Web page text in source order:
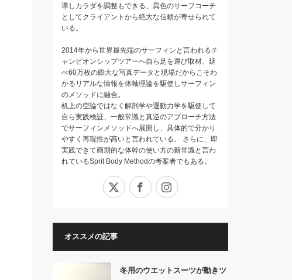
導しカラダを調整もできる、異色のサーフコーチ
としてクライアントから絶大な信頼が寄せられて
いる。
2014年から世界最先端のサーフィンと言われるチ
ャンピオンシップツアーへ自ら足を運び取材、延
べ60万枚の膨大な写真データと現場だからこそわ
かるリアルな情報を体軸理論を駆使しサーフィン
のメソッドに融合。
机上の空論ではなく解剖学や運動力学を駆使して
自ら実践検証、一般常識と真逆のアプローチ方法
でサーフィンメソッドへ展開し、具体的で分かり
やすく再現性が高いと言われている。 さらに、即
実践できて画期的な体幹の使い方の新常識と言わ
れているSprit Body Methodの考案者でもある。
Facebook
オススメの記事
冬用のウエットスーツが動きツ